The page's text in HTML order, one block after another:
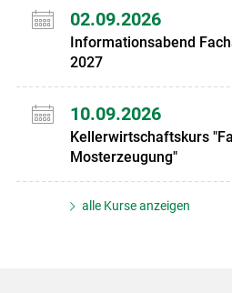
02.09.2026
Informationsabend
2027
10.09.2026
Kellerwirtschaftskurs
Mosterzeugung"
alle Kurse anzeigen